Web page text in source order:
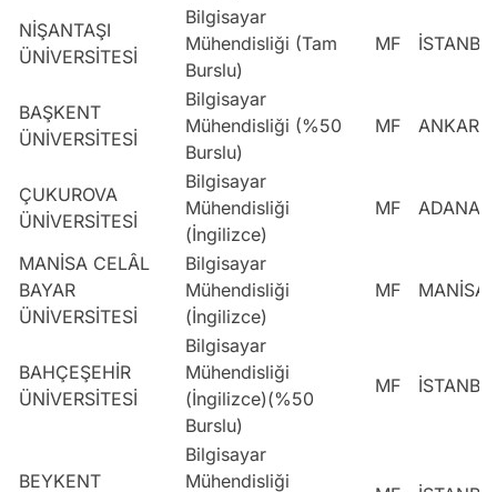
NİŞANTAŞI
ÜNİVERSİTESİ
Bilgisayar
Mühendisliği (Tam
Burslu)
MF
BAŞKENT
ÜNİVERSİTESİ
Bilgisayar
Mühendisliği (%50
Burslu)
MF ANKARA
ÇUKUROVA
ÜNİVERSİTESİ
Bilgisayar
Mühendisliği
(İngilizce)
MF ADANA
MANİSA CELÂL
BAYAR
ÜNİVERSİTESİ
Bilgisayar
Mühendisliği
(İngilizce)
MF MANİSA
BAHÇEŞEHİR
ÜNİVERSİTESİ
Bilgisayar
Mühendisliği
(İngilizce)(%50
Burslu)
MF
BEYKENT
Bilgisayar
Mühendisliği